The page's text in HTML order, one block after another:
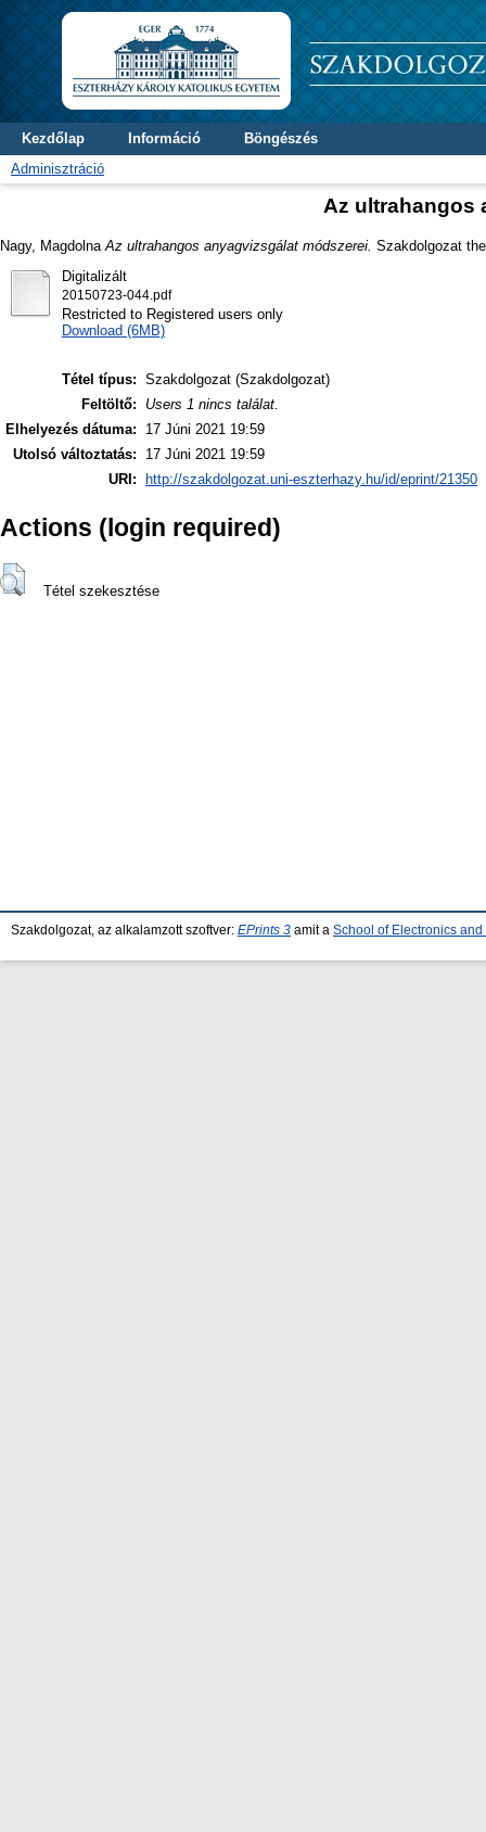
Kezdőlap Információ
Böngészés
Adminisztráció
Az ultrahangos
Nagy, Magdolna Az ultrahangos anyagvizsgálat módszerei. Szakdolgozat
Digitalizált
20150723-044.pdf
Restricted to Registered users only
Download (6MB)
Tétel típus: Szakdolgozat (Szakdolgozat)
Feltöltő:
Users 1 nincs találat.
Elhelyezés dátuma:
17 Júni 2021 19:59
Utolsó változtatás:
17 Júni 2021 19:59
URI:
http://szakdolgozat.uni-eszterhazy.hu/id/eprint/21350
Actions (login required)
Tétel szekesztése
Szakdolgozat, az alkalamzott szoftver: EPrints 3 amit a School of Electronics